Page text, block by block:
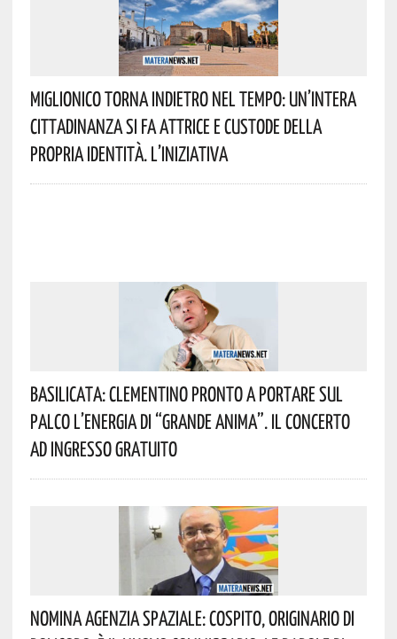
Miglionico Torna Indietro Nel Tempo: Un’intera
Cittadinanza Si Fa Attrice E Custode Della
Propria Identità. L’iniziativa
Basilicata: Clementino Pronto A Portare Sul
Palco L’energia Di “Grande Anima”. Il Concerto
Ad Ingresso Gratuito
Nomina Agenzia Spaziale: Cospito, Originario Di